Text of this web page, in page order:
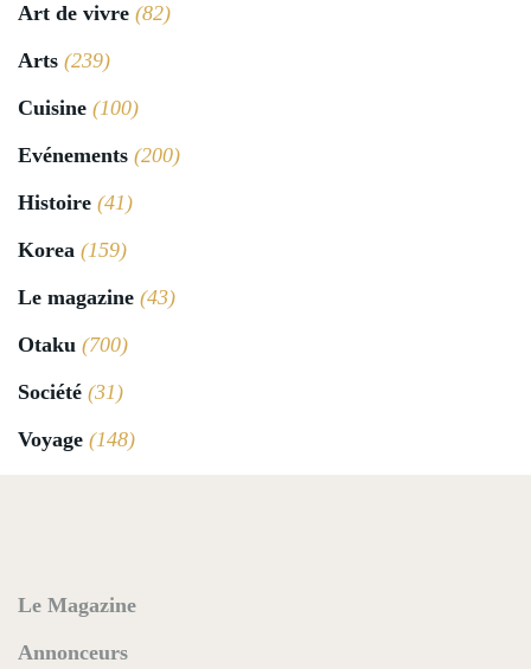
Art de vivre (82)
Arts (239)
Cuisine (100)
Evénements (200)
Histoire (41)
Korea (159)
Le magazine (43)
Otaku (700)
Société (31)
Voyage (148)
Le Magazine
Annonceurs